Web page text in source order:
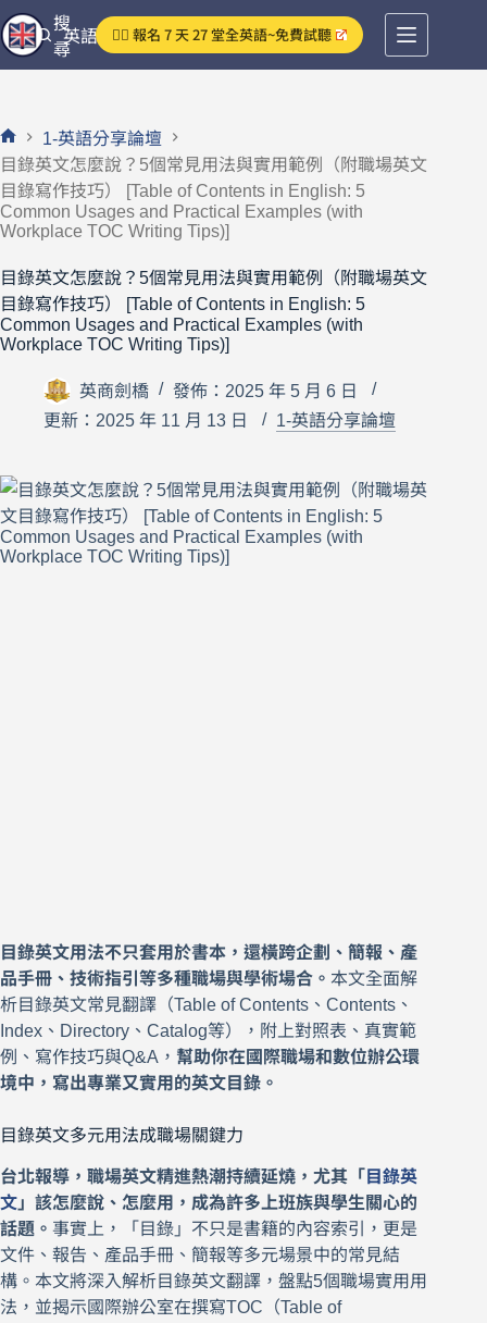
跳
至
主
容
英語分享論壇
搜
尋
👉🏻 報名 7 天 27 堂全英語~免費試聽
首
頁
1-英語分享論壇
目錄英文怎麼說？5個常見用法與實用範例（附職場英文
目錄寫作技巧） [Table of Contents in English: 5
Common Usages and Practical Examples (with
Workplace TOC Writing Tips)]
目錄英文怎麼說？5個常見用法與實用範例（附職場英文
目錄寫作技巧） [Table of Contents in English: 5
Common Usages and Practical Examples (with
Workplace TOC Writing Tips)]
英商劍橋
發佈：2025 年 5 月 6 日
更新：2025 年 11 月 13 日
1-英語分享論壇
目錄英文用法不只套用於書本，還橫跨企劃、簡報、產
品手冊、技術指引等多種職場與學術場合。 本文全面解
析目錄英文常見翻譯（Table of Contents、Contents、
Index、Directory、Catalog等），附上對照表、真實範
例、寫作技巧與Q&A， 幫助你在國際職場和數位辦公環
境中，寫出專業又實用的英文目錄。
目錄英文多元用法成職場關鍵力
台北報導，職場英文精進熱潮持續延燒，尤其「 目錄英
文」該怎麼說、怎麼用，成為許多上班族與學生關心的
話題。 事實上，「目錄」不只是書籍的內容索引，更是
文件、報告、產品手冊、簡報等多元場景中的常見結
構。本文將深入解析目錄英文翻譯，盤點5個職場實用用
法，並揭示國際辦公室在撰寫TOC（Table of